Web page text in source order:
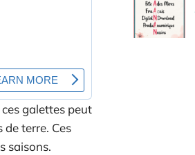
galettes peut
terre. Ces
saisons.